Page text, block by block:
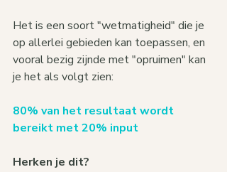
Het is een soort "wetmatigheid" die je
op allerlei gebieden kan toepassen, en
vooral bezig zijnde met "opruimen" kan
je het als volgt zien:
80% van het resultaat wordt
bereikt met 20% input
Herken je dit?